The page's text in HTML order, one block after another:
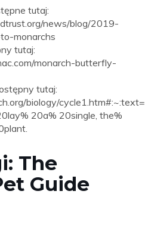
tutaj:
news/blog/2019-
monarchs
tutaj:
monarch-butterfly-
tutaj:
biology/
20a% 20single, the%
The
Guide